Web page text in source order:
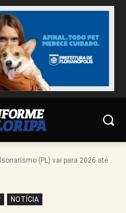
(PL) vai para 2026 até
NOTÍCIA